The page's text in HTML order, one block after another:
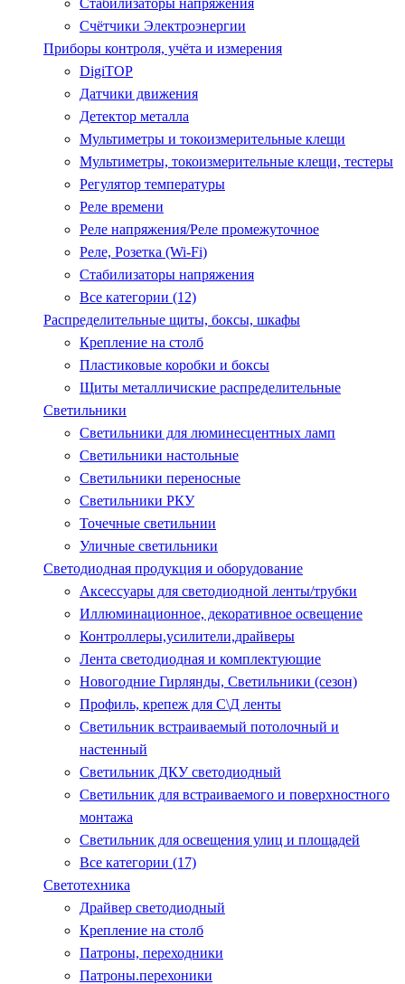
Стабилизаторы напряжения
Счётчики Электроэнергии
Приборы контроля, учёта и измерения
DigiTOP
Датчики движения
Детектор металла
Мультиметры и токоизмерительные клещи
Мультиметры, токоизмерительные клещи, тестеры
Регулятор температуры
Реле времени
Реле напряжения/Реле промежуточное
Реле, Розетка (Wi-Fi)
Стабилизаторы напряжения
Все категории (12)
Распределительные щиты, боксы, шкафы
Крепление на столб
Пластиковые коробки и боксы
Щиты металличиские распределительные
Светильники
Светильники для люминесцентных ламп
Светильники настольные
Светильники переносные
Светильники РКУ
Точечные светильнии
Уличные светильники
Светодиодная продукция и оборудование
Аксессуары для светодиодной ленты/трубки
Иллюминационное, декоративное освещение
Контроллеры,усилители,драйверы
Лента светодиодная и комплектующие
Новогодние Гирлянды, Светильники (сезон)
Профиль, крепеж для С\Д ленты
Светильник встраиваемый потолочный и
настенный
Светильник ДКУ светодиодный
Светильник для встраиваемого и поверхностного
монтажа
Светильник для освещения улиц и площадей
Все категории (17)
Светотехника
Драйвер светодиодный
Крепление на столб
Патроны, переходники
Патроны.перехоники